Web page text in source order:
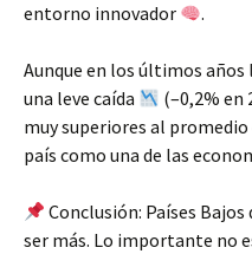
entorno innovador
.
Aunque en los últimos
una leve caída
(–0,2% en
muy superiores al
país como una de las
Conclusión: Países
ser más. Lo importante no